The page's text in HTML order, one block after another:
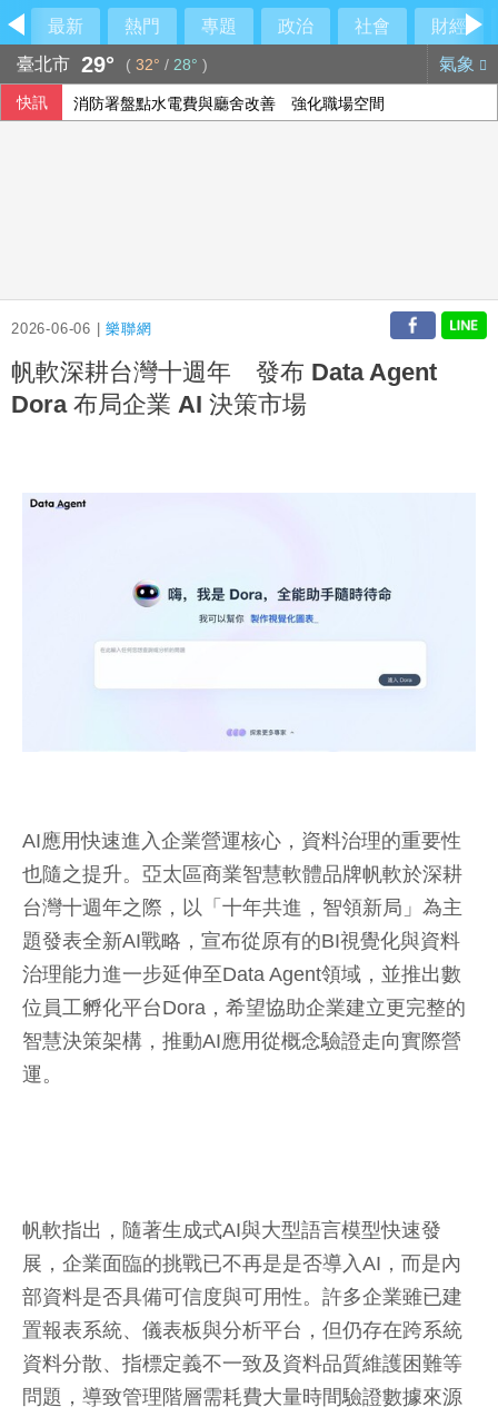
最新 熱門 專題 政治 社會
財經
臺北市 29° ( 32° / 28° ) 氣象
快訊 消防署盤點水電費與廳舍改善 強化職場空間
2026-06-06 |樂聯網
帆軟深耕台灣十週年 發布 Data Agent
Dora 布局企業 AI 決策市場
AI應用快速進入企業營運核心，資料治理的重要性
也隨之提升。亞太區商業智慧軟體品牌帆軟於深耕
台灣十週年之際，以「十年共進，智領新局」為主
題發表全新AI戰略，宣布從原有的BI視覺化與資料
治理能力進一步延伸至Data Agent領域，並推出數
位員工孵化平台Dora，希望協助企業建立更完整的
智慧決策架構，推動AI應用從概念驗證走向實際營
運。
帆軟指出，隨著生成式AI與大型語言模型快速發
展，企業面臨的挑戰已不再是是否導入AI，而是內
部資料是否具備可信度與可用性。許多企業雖已建
置報表系統、儀表板與分析平台，但仍存在跨系統
資料分散、指標定義不一致及資料品質維護困難等
問題，導致管理階層需耗費大量時間驗證數據來源